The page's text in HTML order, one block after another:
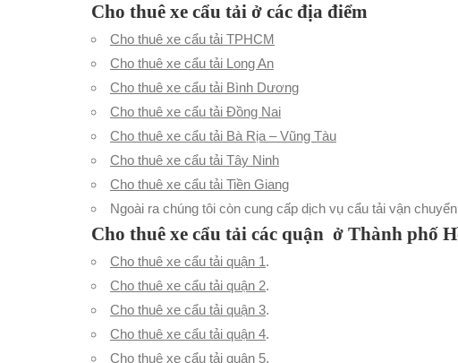
Cho thuê xe cẩu tải ở các địa điểm
Cho thuê xe cẩu tải TPHCM
Cho thuê xe cẩu tải Long An
Cho thuê xe cẩu tải Bình Dương
Cho thuê xe cẩu tải Đồng Nai
Cho thuê xe cẩu tải Bà Rịa – Vũng Tàu
Cho thuê xe cẩu tải Tây Ninh
Cho thuê xe cẩu tải Tiền Giang
Ngoài ra chúng tôi còn cung cấp dịch vụ cẩu tải vận
Cho thuê xe cẩu tải các quận ở Thành phố
Cho thuê xe cẩu tải quận 1.
Cho thuê xe cẩu tải quận 2.
Cho thuê xe cẩu tải quận 3.
Cho thuê xe cẩu tải quận 4.
Cho thuê xe cẩu tải quận 5.